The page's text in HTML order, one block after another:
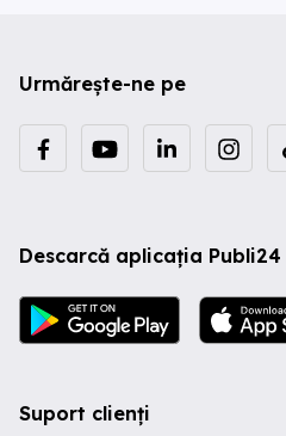
Urmărește-ne pe
Descarcă aplicația Publi24
Suport clienți